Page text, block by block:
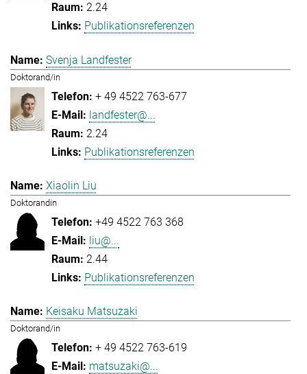
2.24
Publikationsreferenzen
Svenja Landfester
Doktorand/in
+ 49 4522 763-677
landfester@...
2.24
Publikationsreferenzen
Xiaolin Liu
Doktorandin
+49 4522 763 368
liu@...
2.44
Publikationsreferenzen
Keisaku Matsuzaki
Doktorand/in
+ 49 4522 763-619
matsuzaki@...